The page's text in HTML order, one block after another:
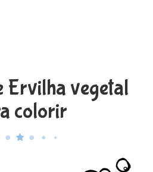
Ervilha vegetal
colorir